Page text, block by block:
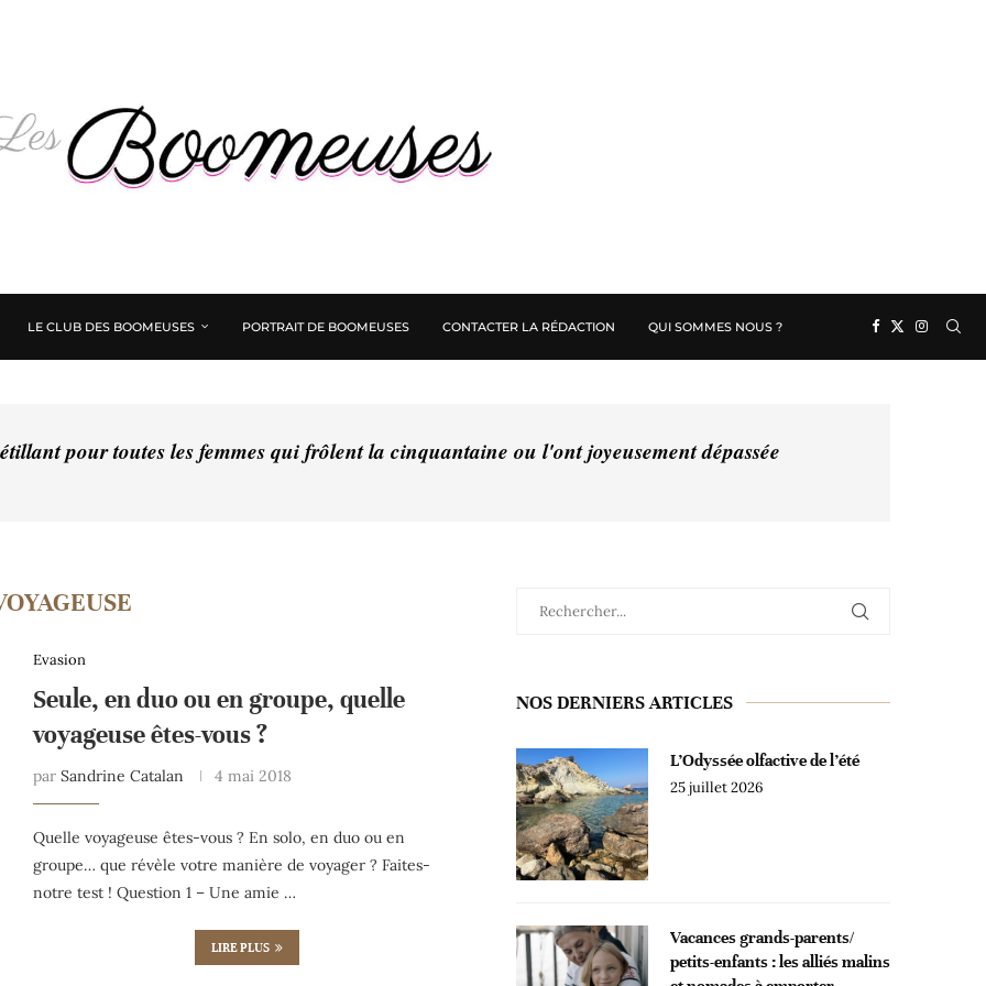
LE CLUB DES BOOMEUSES PORTRAIT DE BOOMEUSES CONTACTER LA RÉDACTION QUI SOMMES NOUS ?
pour toutes les femmes qui frôlent la cinquantaine ou l'ont joyeusement dépassée
Evasion
Seule, en duo ou en groupe, quelle
voyageuse êtes-vous ?
par Sandrine Catalan 4 mai 2018
Quelle voyageuse êtes-vous ? En solo, en duo ou en
groupe… que révèle votre manière de voyager ? Faites-
notre test ! Question 1 – Une amie …
LIRE PLUS
NOS DERNIERS ARTICLES
L’Odyssée olfactive de l’été
25 juillet 2026
Vacances grands-parents/
petits-enfants : les alliés malins